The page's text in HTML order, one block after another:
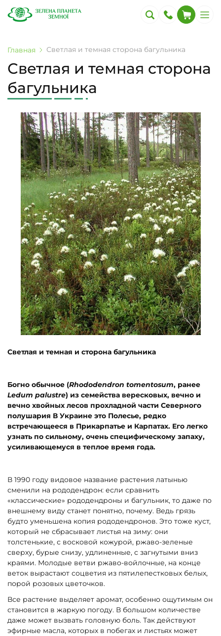
Главная Светлая и темная сторона багульника
Светлая и темная сторона
багульника
Светлая и темная и сторона багульника
Богно обычное (Rhododendron tomentosum, ранее
Ledum palustre) из семейства вересковых, вечно и
вечно хвойных лесов прохладной части Северного
полушария В Украине это Полесье, редко
встречающееся в Прикарпатье и Карпатах. Его легко
узнать по сильному, очень специфическому запаху,
усиливающемуся в теплое время года.
В 1990 году видовое название растения латынью
сменили на рододендрон: если сравнить
«классические» рододендроны и багульник, то даже по
внешнему виду станет понятно, почему. Ведь грязь
будто уменьшена копия рододендронов. Это тоже куст,
который не сбрасывает листья на зиму: они
толстенькие, с восковой кожурой, ржаво-зеленые
сверху, бурые снизу, удлиненные, с загнутыми вниз
краями. Молодые ветви ржаво-войлочные, на конце
веток вырастают соцветия из пятилепестковых белых,
порой розовых цветочков.
Все растение выделяет аромат, особенно ощутимым он
становится в жаркую погоду. В большом количестве
даже может вызвать головную боль. Так действуют
эфирные масла, которых в побегах и листьях может